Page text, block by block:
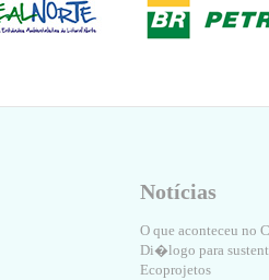
Notícias
O que aconteceu no
Di�logo para
Ecoprojetos